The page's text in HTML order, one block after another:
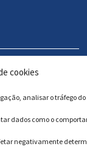
cookies
analisar o tráfego do
dados como o
negativamente
de reclamações